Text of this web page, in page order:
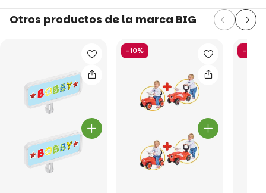
Otros productos de la marca BIG
-10% -43%